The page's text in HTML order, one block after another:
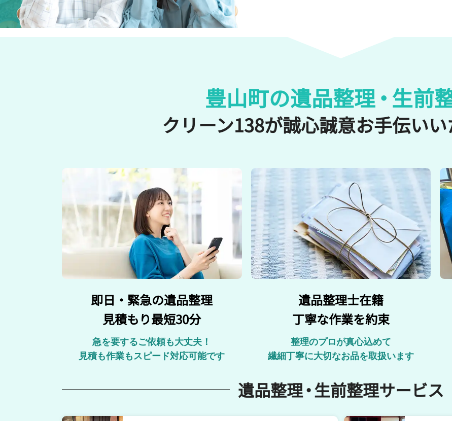
豊山町の遺品整理・生前
クリーン138が誠心誠意お手伝い
即日・緊急の遺品整理
見積もり最短30分
急を要するご依頼も大丈夫！
見積も作業もスピード対応可能です
遺品整理士在籍
丁寧な作業を約束
整理のプロが真心込めて
繊細丁寧に大切なお品を取扱います
遺品整理・生前整理サービス